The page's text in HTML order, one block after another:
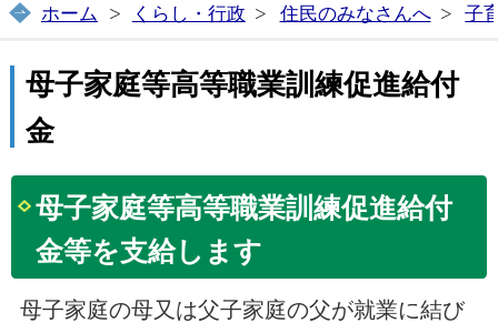
ホーム くらし・行政 住民のみなさんへ 子
母子家庭等高等職業訓練促進給付
金
母子家庭等高等職業訓練促進給付
金等を支給します
母子家庭の母又は父子家庭の父が就業に結び